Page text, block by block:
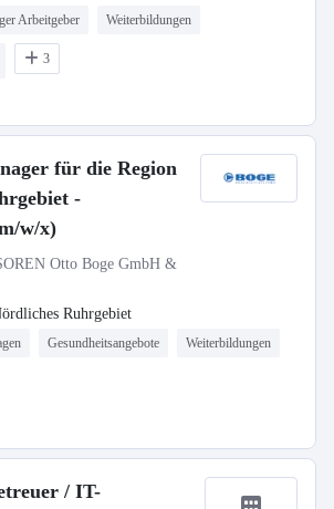
Arbeitgeber Weiterbildungen
3
für die Region
-
w/x)
Otto Boge GmbH &
Ruhrgebiet
Gesundheitsangebote Weiterbildungen
/ IT-